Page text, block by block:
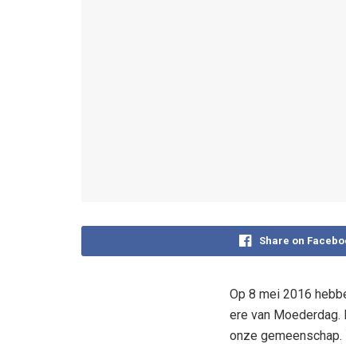
Share on
Op 8 mei 2016
ere van Moederdag.
onze